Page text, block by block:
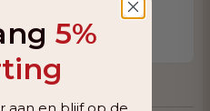
5%
aan en blijf op de